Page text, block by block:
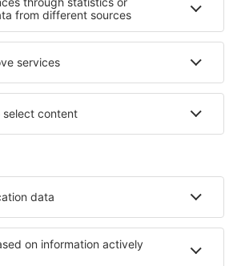
Hoteluri in Finger Lakes
Geneva
Big Bend